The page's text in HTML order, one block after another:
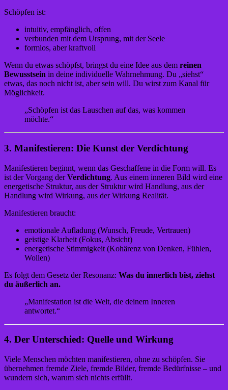
Schöpfen ist:
intuitiv, empfänglich, offen
verbunden mit dem Ursprung, mit der Seele
formlos, aber kraftvoll
Wenn du etwas schöpfst, bringst du eine Idee aus dem reinen
Bewusstsein in deine individuelle Wahrnehmung. Du „siehst“
etwas, das noch nicht ist, aber sein will. Du wirst zum Kanal für
Möglichkeit.
„Schöpfen ist das Lauschen auf das, was kommen
möchte.“
3. Manifestieren: Die Kunst der Verdichtung
Manifestieren beginnt, wenn das Geschaffene in die Form will. Es
ist der Vorgang derVerdichtung. Aus einem inneren Bild wird eine
energetische Struktur, aus der Struktur wird Handlung, aus der
Handlung wird Wirkung, aus der Wirkung Realität.
Manifestieren braucht:
emotionale Aufladung (Wunsch, Freude, Vertrauen)
geistige Klarheit (Fokus, Absicht)
energetische Stimmigkeit (Kohärenz von Denken, Fühlen,
Wollen)
Es folgt dem Gesetz der Resonanz: Was du innerlich bist, ziehst
du äußerlich an.
„Manifestation ist die Welt, die deinem Inneren
antwortet.“
4. Der Unterschied: Quelle und Wirkung
Viele Menschen möchten manifestieren, ohne zu schöpfen. Sie
übernehmen fremde Ziele, fremde Bilder, fremde Bedürfnisse – und
wundern sich, warum sich nichts erfüllt.